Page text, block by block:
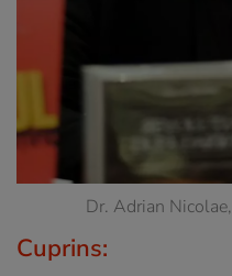
Dr. Adrian
Cuprins: